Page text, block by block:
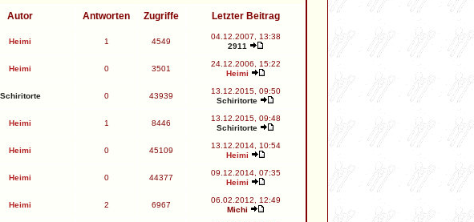
Autor Antworten Zugriffe Letzter Beitrag
Heimi 1 4549
04.12.2007, 13:38
2911
Heimi 0 3501
24.12.2006, 15:22
Heimi
Schiritorte 0 43939
13.12.2015, 09:50
Schiritorte
Heimi 1 8446
13.12.2015, 09:48
Schiritorte
Heimi 0 45109
13.12.2014, 10:54
Heimi
Heimi 0 44377
09.12.2014, 07:35
Heimi
Heimi 2 6967
06.02.2012, 12:49
Michi